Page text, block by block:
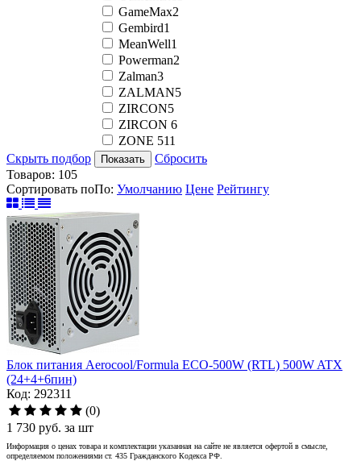
GameMax2
Gembird1
MeanWell1
Powerman2
Zalman3
ZALMAN5
ZIRCON5
ZIRCON 6
ZONE 511
Скрыть подбор
Показать
Сбросить
Товаров: 105
Сортировать поПо: Умолчанию Цене Рейтингу
Блок питания Aerocool/Formula ECO-500W (RTL) 500W ATX
(24+4+6пин)
Код: 292311
(0)
1 730 руб. за шт
Информация о ценах товара и комплектации указанная на сайте не является офертой в смысле,
определяемом положениями ст. 435 Гражданского Кодекса РФ.